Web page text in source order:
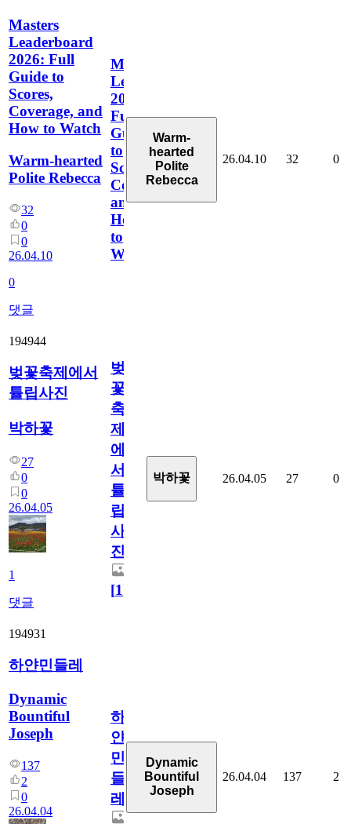
Masters
Leaderboard
2026: Full
Guide to
Scores,
Coverage, and
How to Watch
Warm-hearted
Polite Rebecca
32
0
0
26.04.10
0
댓글
Masters
Leaderboard
2026:
Full
Guide
to
Scores,
Coverage,
and
How
to
Watch
Warm-
hearted
Polite
Rebecca
26.04.10 32 0
194944
벚꽃축제에서
튤립사진
박하꽃
27
0
0
26.04.05
1
댓글
벚
꽃
축
제
에
서
튤
립
사
진
[1]
박하꽃 26.04.05 27 0
194931
하얀민들레
Dynamic
Bountiful
Joseph
137
2
0
26.04.04
하
얀
민
들
레
Dynamic
Bountiful
Joseph
26.04.04 137 2